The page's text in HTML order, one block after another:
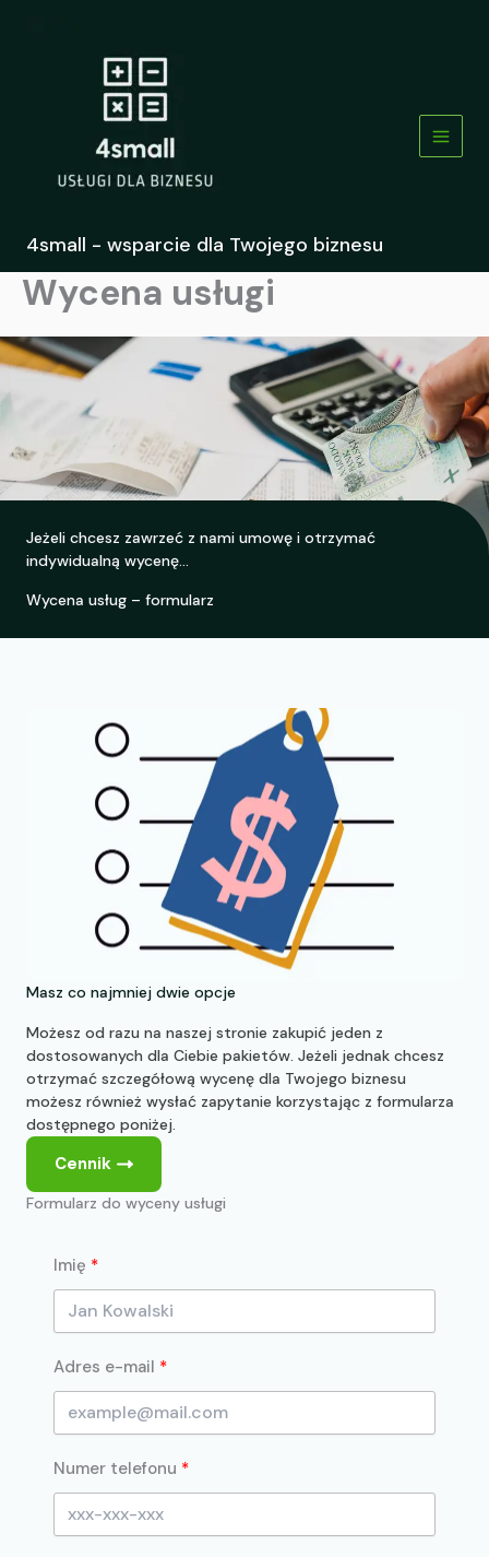
4small - wsparcie dla Twojego biznesu
Wycena usługi
Jeżeli chcesz zawrzeć z nami umowę i otrzymać
indywidualną wycenę…
Wycena usług – formularz
Masz co najmniej dwie opcje
Możesz od razu na naszej stronie zakupić jeden z
dostosowanych dla Ciebie pakietów. Jeżeli jednak chcesz
otrzymać szczegółową wycenę dla Twojego biznesu
możesz również wysłać zapytanie korzystając z formularza
dostępnego poniżej.
Cennik
Formularz do wyceny usługi
Imię
Adres e-mail
Numer telefonu